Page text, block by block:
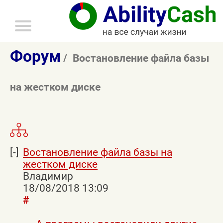
меню
Форум Востановление файла базы
на жестком диске
Востановление файла базы на
жестком диске
Владимир
18/08/2018 13:09
#
Случилась неприятность . непонятно